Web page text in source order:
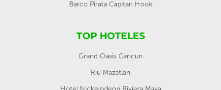
Barco Pirata Capitan Hook
TOP HOTELES
Grand Oasis Cancun
Riu Mazatlan